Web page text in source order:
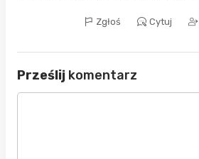
Zgłoś Cytuj
Prześlij komentarz